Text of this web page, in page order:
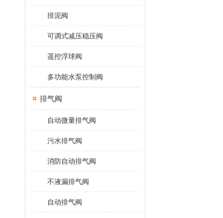
排泥阀
可调式减压稳压阀
遥控浮球阀
多功能水泵控制阀
排气阀
自动微量排气阀
污水排气阀
消防自动排气阀
不液漏排气阀
自动排气阀